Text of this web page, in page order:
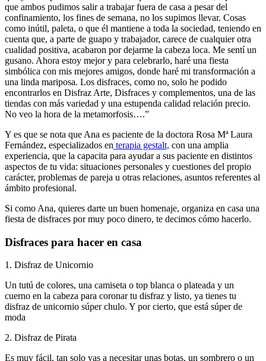
que ambos pudimos salir a trabajar fuera de casa a pesar del
confinamiento, los fines de semana, no los supimos llevar. Cosas
como inútil, paleta, o que él mantiene a toda la sociedad, teniendo en
cuenta que, a parte de guapo y trabajador, carece de cualquier otra
cualidad positiva, acabaron por dejarme la cabeza loca. Me sentí un
gusano. Ahora estoy mejor y para celebrarlo, haré una fiesta
simbólica con mis mejores amigos, donde haré mi transformación a
una linda mariposa. Los disfraces, como no, solo he podido
encontrarlos en Disfraz Arte, Disfraces y complementos, una de las
tiendas con más variedad y una estupenda calidad relación precio.
No veo la hora de la metamorfosis….”
Y es que se nota que Ana es paciente de la doctora Rosa Mª Laura
Fernández, especializados en terapia gestalt, con una amplia
experiencia, que la capacita para ayudar a sus paciente en distintos
aspectos de tu vida: situaciones personales y cuestiones del propio
carácter, problemas de pareja u otras relaciones, asuntos referentes al
ámbito profesional.
Si como Ana, quieres darte un buen homenaje, organiza en casa una
fiesta de disfraces por muy poco dinero, te decimos cómo hacerlo.
Disfraces para hacer en casa
1. Disfraz de Unicornio
Un tutú de colores, una camiseta o top blanca o plateada y un
cuerno en la cabeza para coronar tu disfraz y listo, ya tienes tu
disfraz de unicornio súper chulo. Y por cierto, que está súper de
moda
2. Disfraz de Pirata
Es muy fácil, tan solo vas a necesitar unas botas, un sombrero o un